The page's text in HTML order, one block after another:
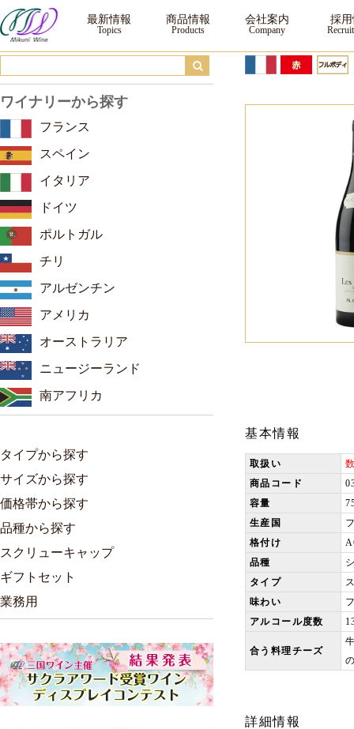
M.シャプティエ サン・ジョセフ レ・グラニリット ルージュ ｜ ワイン ｜三国
最新情報 商品情報 会社案内 採
基本情報
取扱い
商品コード
容量
生産国
格付け
品種
タイプ
味わい
アルコール度数
合う料理チーズ
詳細情報
ワイナリーから探す
フランス
スペイン
イタリア
ドイツ
ポルトガル
チリ
アルゼンチン
アメリカ
オーストラリア
ニュージーランド
南アフリカ
タイプから探す
サイズから探す
価格帯から探す
品種から探す
スクリューキャップ
ギフトセット
業務用